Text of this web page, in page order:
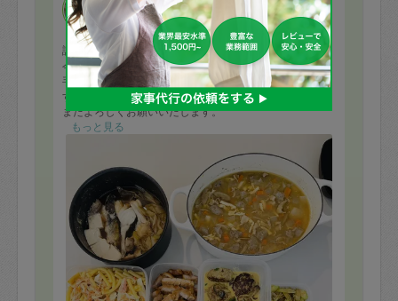
masakofer
評価：
今日もありがとうございました！
手際よく、時間内に作っていただきありがとうございま
す。
またよろしくお願いいたします。
煮込みハンバーグカレークリーム風
カニカママカロニサラダ
豚汁
魚ムニエル
鱈ちり
たことセロリときゅうりのサラダ
オイルサーディンのリエット
豚味噌つけ焼き
鶏のマヨポン
きんぴら
もっと見る